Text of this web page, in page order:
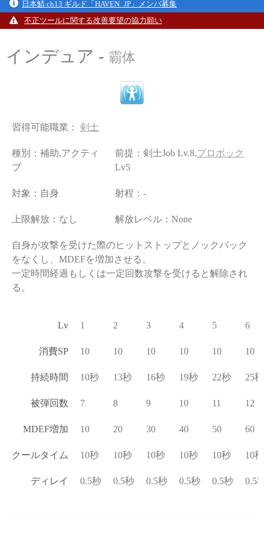
日本鯖 ch13 ギルド「HAVEN_JP」メンバ募集
不正ツールに関する改善要望の協力願い
インデュア - 霸体
習得可能職業： 剣士
種別：補助,アクティ
ブ
前提：剣士Job Lv.8,プロボック
Lv5
対象：自身 射程：-
上限解放：なし 解放レベル：None
自身が攻撃を受けた際のヒットストップとノックバック
をなくし、MDEFを増加させる。
一定時間経過もしくは一定回数攻撃を受けると解除され
る。
Lv 1 2 3 4 5 6
消費SP 10 10 10 10 10 10
持続時間 10秒 13秒 16秒 19秒 22秒 25秒
被弾回数 7 8 9 10 11 12
MDEF増加 10 20 30 40 50 60
クールタイム 10秒 10秒 10秒 10秒 10秒 10秒
ディレイ 0.5秒 0.5秒 0.5秒 0.5秒 0.5秒 0.5